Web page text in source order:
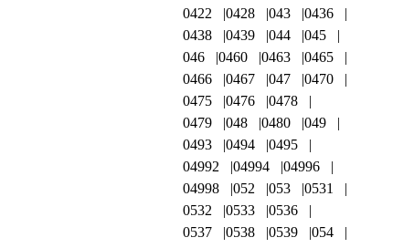
0422
0428 043
0436
0438
0439 044
045
046
0460 0463
0465
0466
0467 047
0470
0475
0476
0478
0479
048 0480
049
0493
0494
0495
04992
04994
04996
04998
052 053
0531
0532
0533
0536
0537
0538 0539
054